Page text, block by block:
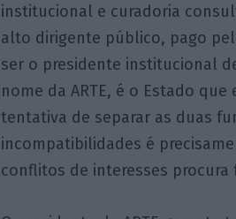
institucional e curadoria
alto dirigente público, pago
ser o presidente institucional
nome da ARTE, é o Estado
tentativa de separar as duas
incompatibilidades é
conflitos de interesses procura